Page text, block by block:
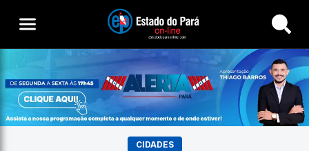
Buscar
CIDADES